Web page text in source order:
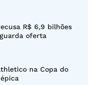
R$ 6,9 bilhões
oferta
na Copa do